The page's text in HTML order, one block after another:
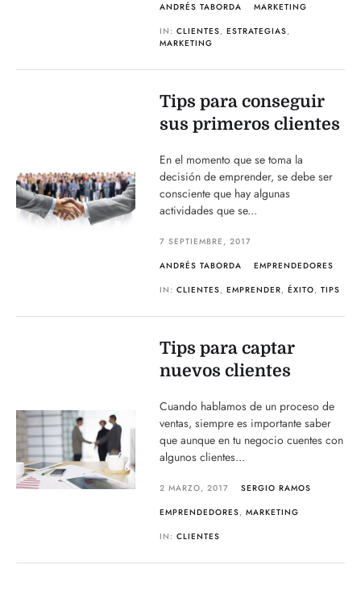
ANDRÉS TABORDA
MARKETING
IN:CLIENTES,ESTRATEGIAS,
MARKETING
Tips para conseguir
sus primeros clientes
En el momento que se toma la
decisión de emprender, se debe ser
consciente que hay algunas
actividades que se...
7 SEPTIEMBRE, 2017
ANDRÉS TABORDA
EMPRENDEDORES
IN:CLIENTES,EMPRENDER,ÉXITO,TIPS
Tips para captar
nuevos clientes
Cuando hablamos de un proceso de
ventas, siempre es importante saber
que aunque en tu negocio cuentes con
algunos clientes...
2 MARZO, 2017
SERGIO RAMOS
EMPRENDEDORES,MARKETING
IN:CLIENTES